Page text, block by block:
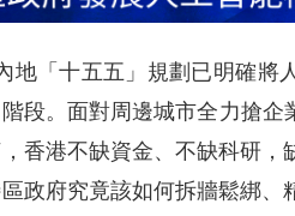
「十五五」規劃已明確將
段。面對周邊城市全力搶企
香港不缺資金、不缺科研，
政府究竟該如何拆牆鬆綁、